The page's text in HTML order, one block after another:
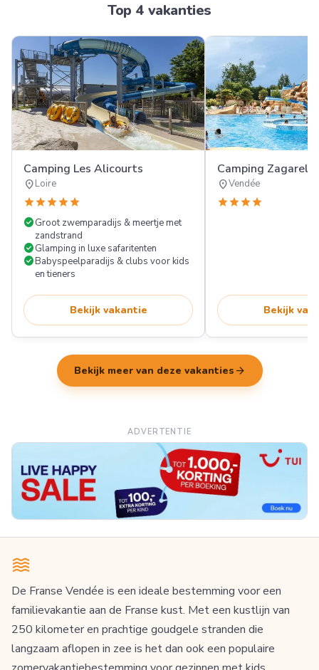
Top 4 vakanties
Camping Les Alicourts
location_onLoire
starstarstarstarstar
check_circleGroot zwemparadijs & meertje met
zandstrand
check_circleGlamping in luxe safaritenten
check_circleBabyspeelparadijs & clubs voor kids
en tieners
Bekijk vakantie
Camping Zagarella
location_onVendée
starstarstarstar
Bekijk
Bekijk meer van deze vakanties arrow_forward
ADVERTENTIE
De Franse Vendée is een ideale bestemming voor een
familievakantie aan de Franse kust. Met een kustlijn van
250 kilometer en prachtige goudgele stranden die
langzaam aflopen in zee is het dan ook een populaire